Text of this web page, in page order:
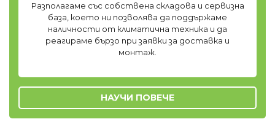
Разполагаме със собствена складова и сервизна
база, което ни позволява да поддържаме
наличности от климатична техника и да
реагираме бързо при заявки за доставка и
монтаж.
НАУЧИ ПОВЕЧЕ